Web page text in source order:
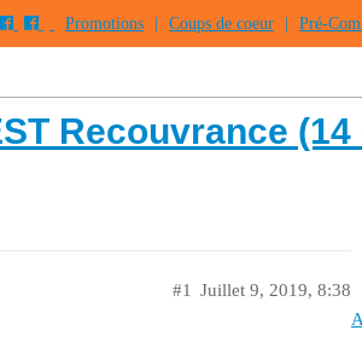
Promotions Coups de coeur Pré-
Recouvrance
Juillet 9, 2019, 8:38
#1